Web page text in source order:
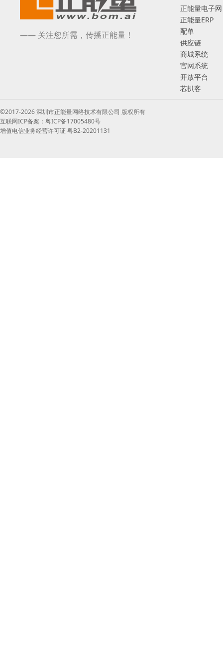
—— 关注您所需，传播正能量！
正能量电子网
正能量ERP
配单
供应链
商城系统
官网系统
开放平台
芯扒客
©2017-2026 深圳市正能量网络技术有限公司 版权所有
互联网ICP备案：粤ICP备17005480号
增值电信业务经营许可证 粤B2-20201131